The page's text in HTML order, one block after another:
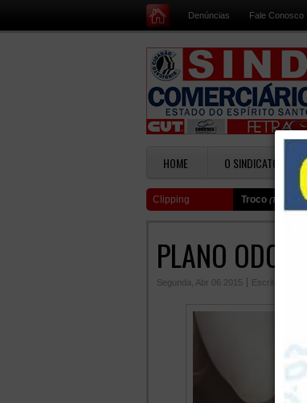
Denúncias Fale Conosco
HOME O SINDICATO
Clipping Troco (Terça,
PLANO
Segunda, Abr 06 2015 Escrito por